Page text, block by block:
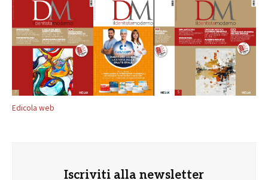
Edicola web
Iscriviti alla newsletter